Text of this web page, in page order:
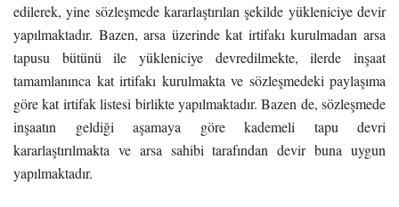
edilerek, yine sözleşmede kararlaştırılan şekilde yükleniciye devir
yapılmaktadır. Bazen, arsa üzerinde kat irtifakı kurulmadan arsa
tapusu bütünü ile yükleniciye devredilmekte, ilerde inşaat
tamamlanınca kat irtifakı kurulmakta ve sözleşmedeki paylaşıma
göre kat irtifak listesi birlikte yapılmaktadır. Bazen de, sözleşmede
inşaatın geldiği aşamaya göre kademeli tapu devri
kararlaştırılmakta ve arsa sahibi tarafından devir buna uygun
yapılmaktadır.